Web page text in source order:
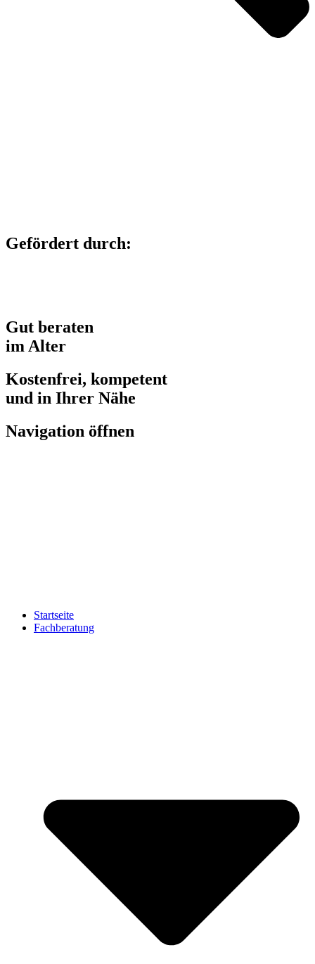
Gefördert durch:
Gut beraten
im Alter
Kostenfrei, kompetent
und in Ihrer Nähe
Navigation öffnen
Startseite
Fachberatung